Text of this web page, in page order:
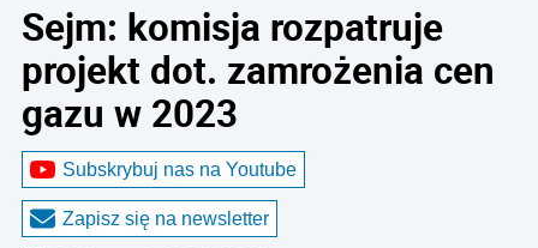
Sejm: komisja rozpatruje
projekt dot. zamrożenia cen
gazu w 2023
Subskrybuj nas na Youtube
Zapisz się na newsletter